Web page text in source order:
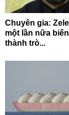
Chuyên gia:
một lần nữa
thành trò...